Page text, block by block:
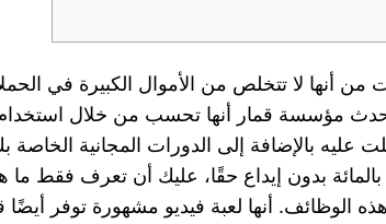
من أنها لا تتخلص من الأموال الكبيرة في
عليه بالإضافة إلى الدورات المجانية الخاصة
الدورات المجانية بنسبة 100 بالمائة بدون إيداع حقًا، عليك أن
الوظائف. أنها لعبة فيديو مشهورة توفر